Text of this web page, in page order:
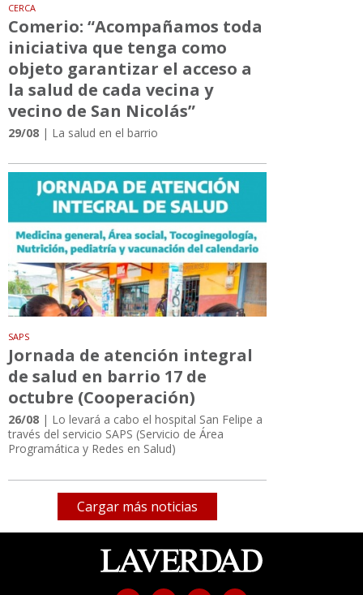
CERCA
Comerio: “Acompañamos toda
iniciativa que tenga como
objeto garantizar el acceso a
la salud de cada vecina y
vecino de San Nicolás”
29/08 | La salud en el barrio
SAPS
Jornada de atención integral
de salud en barrio 17 de
octubre (Cooperación)
26/08 | Lo levará a cabo el hospital San Felipe a
través del servicio SAPS (Servicio de Área
Programática y Redes en Salud)
Cargar más noticias